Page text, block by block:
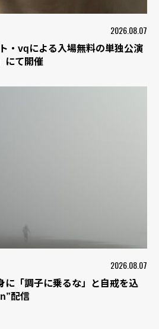
2026.08.07
・vqによる入場無料の単独公演
にて開催
2026.08.07
に「調子に乗るな」と自戒を込
配信